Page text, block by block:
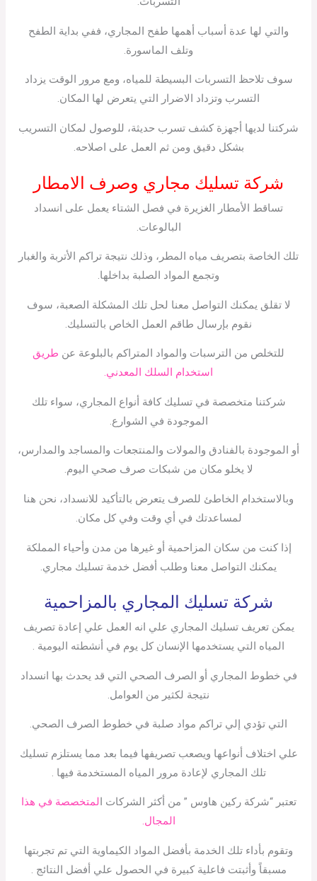
والتي لها عدة أسباب أهمها طفح المجاري، ففي بداية الطفح
وتلف الماسورة.
سوف تلاحظ التسربات البسيطة للمياه، ومع مرور الوقت يزداد
التسرب وتزداد الاضرار التي يتعرض لها المكان.
شركتنا لديها أجهزة كشف تسرب حديثة، للوصول لمكان التسريب
بشكل دقيق ومن ثم العمل على اصلاحه.
شركة تسليك مجاري وصرف الامطار
تساقط الأمطار الغزيرة في فصل الشتاء يعمل على انسداد
البالوعات.
تلك الخاصة بتصريف مياه المطر، وذلك نتيجة تراكم الأتربة والغبار
وتجمع المواد الصلبة بداخلها.
لا تقلق يمكنك التواصل معنا لحل تلك المشكلة الصعبة، سوف
نقوم بإرسال طاقم العمل الخاص بالتسليك.
للتخلص من الترسبات والمواد المتراكم بالبلوعة عن طريق
استخدام السلك المعدني.
شركتنا متخصصة في تسليك كافة أنواع المجاري، سواء تلك
الموجودة في الشوارع.
أو الموجودة بالفنادق والمولات والمنتجعات والمساجد والمدارس،
لا يخلو مكان من شبكات صرف صحي اليوم.
وبالاستخدام الخاطئ للصرف يتعرض بالتأكيد للانسداد، نحن هنا
لمساعدتك في أي وقت وفي كل مكان.
إذا كنت من سكان المزاحمية أو غيرها من مدن وأحياء المملكة
يمكنك التواصل معنا وطلب أفضل خدمة تسليك مجاري.
شركة تسليك المجاري بالمزاحمية
يمكن تعريف تسليك المجاري علي انه العمل علي إعادة تصريف
المياه التي يستخدمها الإنسان كل يوم في أنشطته اليومية .
في خطوط المجاري أو الصرف الصحي التي قد يحدث بها انسداد
نتيجة لكثير من العوامل.
التي تؤدي إلي تراكم مواد صلبة في خطوط الصرف الصحي.
علي اختلاف أنواعها ويصعب تصريفها فيما بعد مما يستلزم تسليك
تلك المجاري لإعادة مرور المياه المستخدمة فيها .
تعتبر “شركة ركين هاوس ” من أكثر الشركات ا لمتخصصة في هذا
المجال.
وتقوم بأداء تلك الخدمة بأفضل المواد الكيماوية التي تم تجربتها
مسبقاً وأثبتت فاعلية كبيرة في الحصول علي أفضل النتائج .